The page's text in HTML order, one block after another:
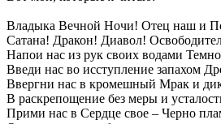
Владыка Вечной Ночи! Отец наш и
Сатана! Дракон! Диавол!
Напои нас из рук своих водами
Введи нас во исступление запахом
Ввергни нас в кромешный Мрак и
В раскрепощение без меры и
Прими нас в Сердце свое – Черно